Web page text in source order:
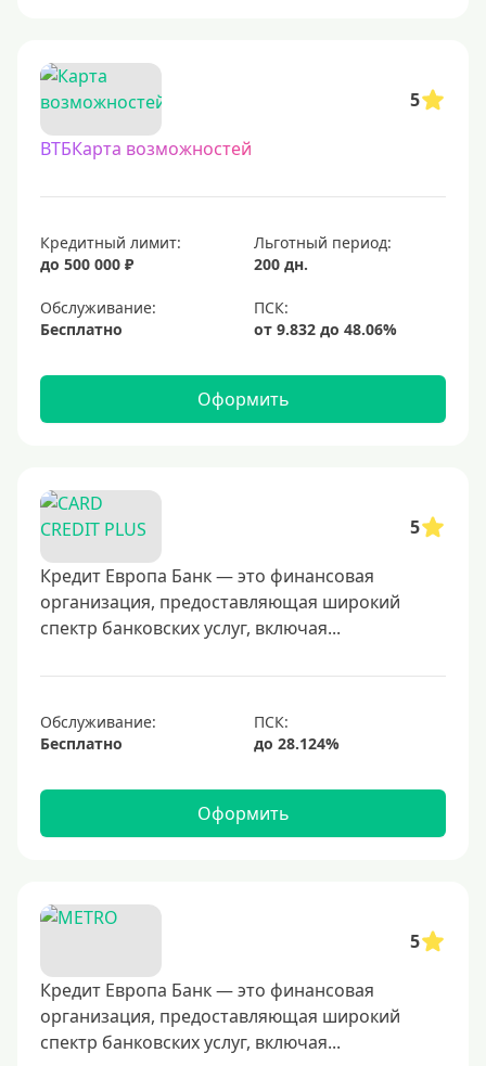
5
ВТБКарта возможностей
Кредитный лимит:
до 500 000 ₽
Льготный период:
200 дн.
Обслуживание:
Бесплатно
Оформить
5
Кредит Европа Банк — это финансовая
организация, предоставляющая широкий
спектр банковских услуг, включая...
Обслуживание:
Бесплатно
Оформить
5
Кредит Европа Банк — это финансовая
организация, предоставляющая широкий
спектр банковских услуг, включая...